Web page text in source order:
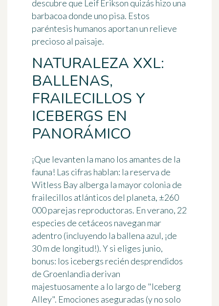
descubre que Leif Erikson quizás hizo una
barbacoa donde uno pisa. Estos
paréntesis humanos aportan un relieve
precioso al paisaje.
NATURALEZA XXL:
BALLENAS,
FRAILECILLOS Y
ICEBERGS EN
PANORÁMICO
¡Que levanten la mano los amantes de la
fauna! Las cifras hablan: la reserva de
Witless Bayalberga la mayor colonia de
frailecillos atlánticos del planeta, ±260
000 parejas reproductoras. En verano, 22
especies de cetáceos navegan mar
adentro (incluyendo la ballena azul, ¡de
30 m de longitud!). Y si eliges junio,
bonus: los icebergs recién desprendidos
de Groenlandia derivan
majestuosamente a lo largo de "Iceberg
Alley". Emociones aseguradas (y no solo